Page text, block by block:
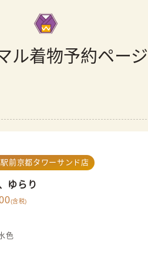
ル着物予約ページ
前京都タワーサンド店
ゆらり
(含税)
色